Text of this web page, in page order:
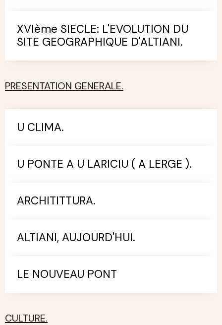
XVIème SIECLE: L'EVOLUTION DU
SITE GEOGRAPHIQUE D'ALTIANI.
PRESENTATION GENERALE.
U CLIMA.
U PONTE A U LARICIU ( A LERGE ).
ARCHITITTURA.
ALTIANI, AUJOURD'HUI.
LE NOUVEAU PONT
CULTURE.